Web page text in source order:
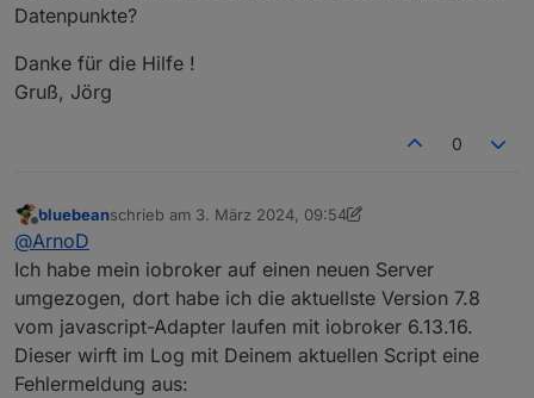
Datenpunkte?
Danke für die Hilfe !
Gruß, Jörg
0
Offline
bluebeanschrieb am 3. März 2024, 09:54
zuletzt editiert von bluebean3. März 2024, 11:08
@ArnoD
Ich habe mein iobroker auf einen neuen Server
umgezogen, dort habe ich die aktuellste Version 7.8
vom javascript-Adapter laufen mit iobroker 6.13.16.
Dieser wirft im Log mit Deinem aktuellen Script eine
Fehlermeldung aus: